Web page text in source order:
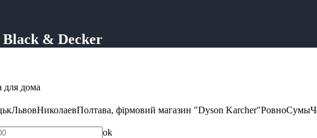
Black & Decker
для дома
ЛьвовНиколаевПолтава, фірмовий магазин "Dyson Karcher"РовноСумы
ok